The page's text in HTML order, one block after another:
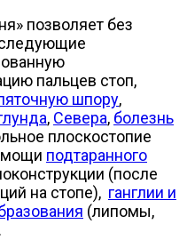
позволяет без
следующие
пальцев стоп,
шпору,
, Севера, болезнь
плоскостопие
подтаранного
(после
на стопе), ганглии и
(липомы,